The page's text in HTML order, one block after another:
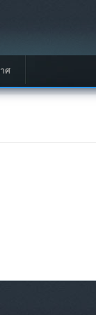
ศ